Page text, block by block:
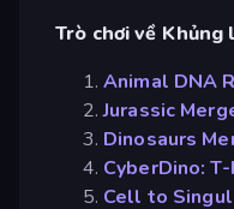
Trò chơi về Khủng
Animal DNA
Jurassic
Dinosaurs
CyberDino:
Cell to